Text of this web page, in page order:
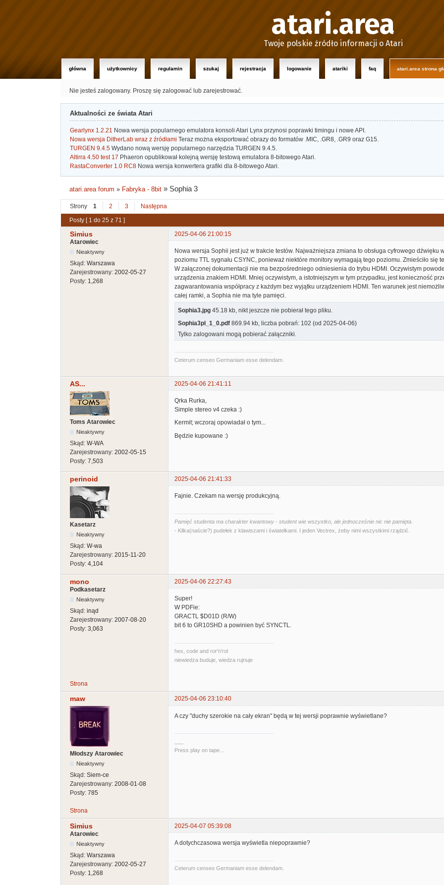
atari.area
Twoje polskie źródło informacji o Atari
główna użytkownicy regulamin szukaj rejestracja logowanie atariki faq atari.area strona
Nie jesteś zalogowany. Proszę się zalogować lub zarejestrować.
Aktualności ze świata Atari
Gearlynx 1.2.21 Nowa wersja popularnego emulatora konsoli Atari Lynx przynosi poprawki timingu i nowe API.
Nowa wersja DitherLab wraz z źródłami Teraz można eksportować obrazy do formatów .MIC, .GR8, .GR9 oraz G15.
TURGEN 9.4.5 Wydano nową wersję popularnego narzędzia TURGEN 9.4.5.
Altirra 4.50 test 17 Phaeron opublikował kolejną wersję testową emulatora 8-bitowego Atari.
RastaConverter 1.0 RC8 Nowa wersja konwertera grafiki dla 8-bitowego Atari.
atari.area forum » Fabryka - 8bit » Sophia 3
Strony 1 2 3
Następna
Posty [ 1 do 25 z 71 ]
Simius
2025-04-06 21:00:15
Atarowiec
Nieaktywny
Skąd: Warszawa
Zarejestrowany: 2002-05-27
Posty: 1,268
Nowa wersja Sophii jest już w trakcie testów. Najważniejsza zmiana to obsługa cyfrowego dźwięku
poziomu TTL sygnału CSYNC, ponieważ niektóre monitory wymagają tego poziomu. Zmieściło się
W załączonej dokumentacji nie ma bezpośredniego odniesienia do trybu HDMI. Oczywistym
urządzenia znakiem HDMI. Mniej oczywistym, a istotniejszym w tym przypadku, jest konieczność
zagwarantowania współpracy z każdym bez wyjątku urządzeniem HDMI. Ten warunek jest
całej ramki, a Sophia nie ma tyle pamięci.
Sophia3.jpg 45.18 kb, nikt jeszcze nie pobierał tego pliku.
Sophia3pl_1_0.pdf 869.94 kb, liczba pobrań: 102 (od 2025-04-06)
Tylko zalogowani mogą pobierać załączniki.
Ceterum censeo Germaniam esse delendam.
AS... 2025-04-06 21:41:11
Toms Atarowiec
Nieaktywny
Skąd: W-WA
Zarejestrowany: 2002-05-15
Posty: 7,503
Qrka Rurka,
Simple stereo v4 czeka :)
Kermit; wczoraj opowiadał o tym...
Będzie kupowane :)
perinoid 2025-04-06 21:41:33
Kasetarz
Nieaktywny
Skąd: W-wa
Zarejestrowany: 2015-11-20
Posty: 4,104
Fajnie. Czekam na wersję produkcyjną.
Pamięć studenta ma charakter kwantowy - student wie wszystko, ale jednocześnie nic nie pamięta.
- Kilka(naście?) pudełek z klawiszami i światełkami. I jeden Vectrex, żeby nimi wszystkimi rządzić.
mono
2025-04-06 22:27:43
Podkasetarz
Nieaktywny
Skąd: inąd
Zarejestrowany: 2007-08-20
Posty: 3,063
Super!
W PDFie:
GRACTL $D01D (R/W)
bit 6 to GR10SHD a powinien być SYNCTL.
hex, code and ror'n'rol
niewiedza buduje, wiedza rujnuje
Strona
maw 2025-04-06 23:10:40
Młodszy Atarowiec
Nieaktywny
Skąd: Siem-ce
Zarejestrowany: 2008-01-08
Posty: 785
A czy "duchy szerokie na cały ekran" będą w tej wersji poprawnie wyświetlane?
Press play on tape...
Strona
Simius
2025-04-07 05:39:08
Atarowiec
Nieaktywny
Skąd: Warszawa
Zarejestrowany: 2002-05-27
Posty: 1,268
A dotychczasowa wersja wyświetla niepoprawnie?
Ceterum censeo Germaniam esse delendam.